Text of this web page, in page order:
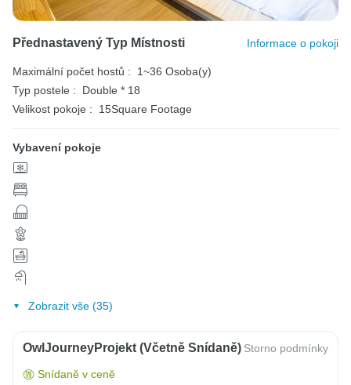
Přednastavený Typ Místnosti Informace o pokoji
Maximální počet hostů :
1~36 Osoba(y)
Typ postele :
Double * 18
Velikost pokoje :
15Square Footage
Vybavení pokoje
Zobrazit vše (35)
OwlJourneyProjekt (včetně Snídaně) Storno podmínky
Snídaně v ceně